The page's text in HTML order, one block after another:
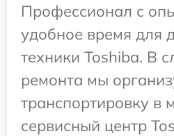
Профессионал с
удобное время для
техники Toshiba. В
ремонта мы
транспортировку в
сервисный центр